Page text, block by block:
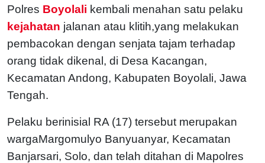
Polres Boyolali kembali menahan satu pelaku
kejahatan jalanan atau klitih,yang melakukan
pembacokan dengan senjata tajam terhadap
orang tidak dikenal, di Desa Kacangan,
Kecamatan Andong, Kabupaten Boyolali, Jawa
Tengah.
Pelaku berinisial RA (17) tersebut merupakan
wargaMargomulyo Banyuanyar, Kecamatan
Banjarsari, Solo, dan telah ditahan di Mapolres